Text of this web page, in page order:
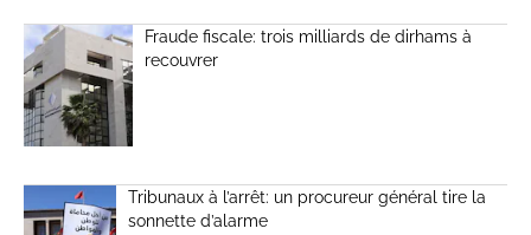
Fraude fiscale: trois milliards de dirhams à
recouvrer
Tribunaux à l’arrêt: un procureur général tire la
sonnette d’alarme